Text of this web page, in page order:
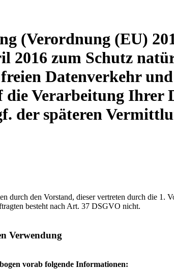
(Verordnung (EU)
2016 zum Schutz
Datenverkehr
Verarbeitung Ihrer
der späteren
den Vorstand, dieser vertreten durch die 1.
besteht nach Art. 37 DSGVO nicht.
Verwendung
vorab folgende Informationen: